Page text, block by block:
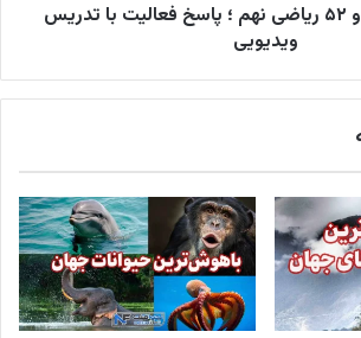
جواب صفحه ۵۱ و ۵۲ ریاضی نهم ؛ پاسخ فعالیت با تدریس
ویدیویی